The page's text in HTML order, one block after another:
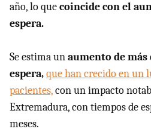
año, lo quecoincide con el
espera.
Se estima unaumento de
espera,que han crecido en un
pacientes,con un impacto
Extremadura, con tiempos de
meses.